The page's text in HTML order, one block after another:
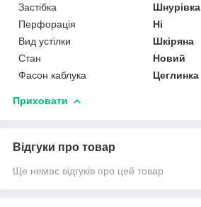
Застібка
Шнурівка
Перфорація
Ні
Вид устілки
Шкіряна
Стан
Новий
Фасон каблука
Цеглинка
Приховати
Відгуки про товар
Ще немає відгуків про цей товар